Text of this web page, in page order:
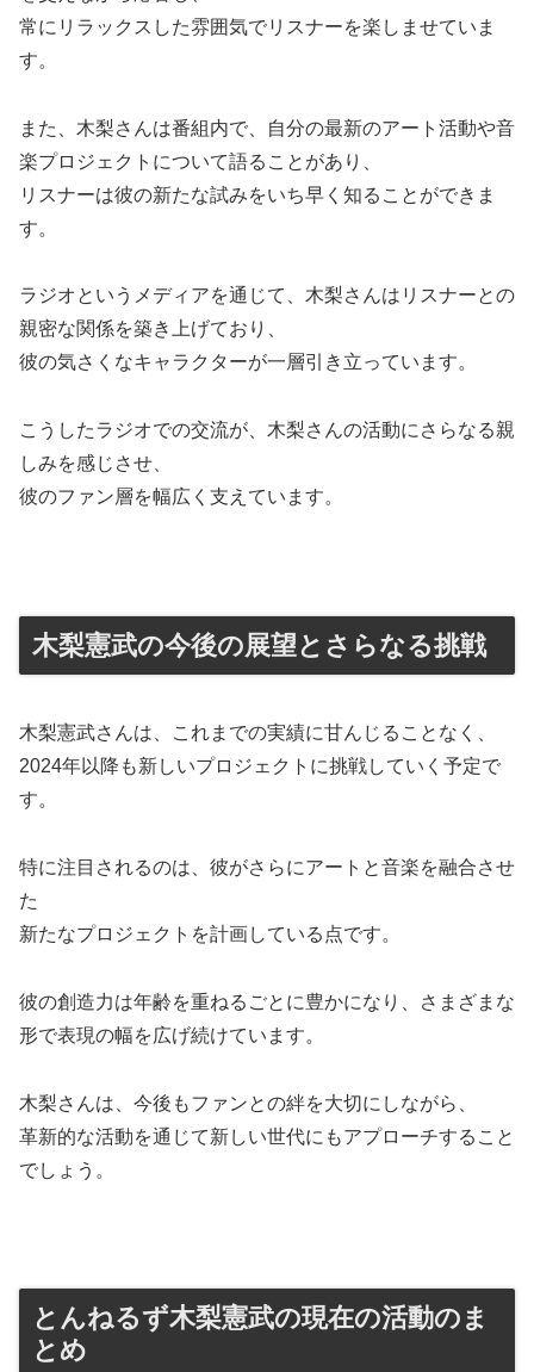
常にリラックスした雰囲気でリスナーを楽しませていま
す。
また、木梨さんは番組内で、自分の最新のアート活動や音
楽プロジェクトについて語ることがあり、
リスナーは彼の新たな試みをいち早く知ることができま
す。
ラジオというメディアを通じて、木梨さんはリスナーとの
親密な関係を築き上げており、
彼の気さくなキャラクターが一層引き立っています。
こうしたラジオでの交流が、木梨さんの活動にさらなる親
しみを感じさせ、
彼のファン層を幅広く支えています。
木梨憲武の今後の展望とさらなる挑戦
木梨憲武さんは、これまでの実績に甘んじることなく、
2024年以降も新しいプロジェクトに挑戦していく予定で
す。
特に注目されるのは、彼がさらにアートと音楽を融合させ
た
新たなプロジェクトを計画している点です。
彼の創造力は年齢を重ねるごとに豊かになり、さまざまな
形で表現の幅を広げ続けています。
木梨さんは、今後もファンとの絆を大切にしながら、
革新的な活動を通じて新しい世代にもアプローチすること
でしょう。
とんねるず木梨憲武の現在の活動のま
とめ